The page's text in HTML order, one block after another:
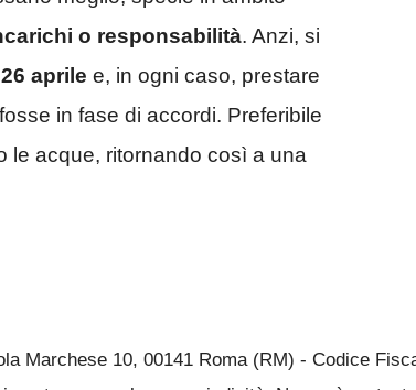
o responsabilità. Anzi, si
aprile e, in ogni caso, prestare
in fase di accordi. Preferibile
le acque, ritornando così a una
Marchese 10, 00141 Roma (RM) - Codice